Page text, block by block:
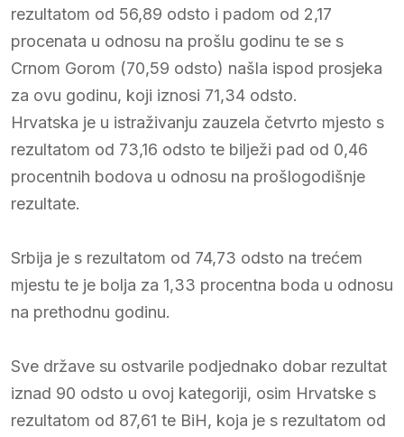
rezultatom od 56,89 odsto i padom od 2,17
procenata u odnosu na prošlu godinu te se s
Crnom Gorom (70,59 odsto) našla ispod prosjeka
za ovu godinu, koji iznosi 71,34 odsto.
Hrvatska je u istraživanju zauzela četvrto mjesto s
rezultatom od 73,16 odsto te bilježi pad od 0,46
procentnih bodova u odnosu na prošlogodišnje
rezultate.
Srbija je s rezultatom od 74,73 odsto na trećem
mjestu te je bolja za 1,33 procentna boda u odnosu
na prethodnu godinu.
Sve države su ostvarile podjednako dobar rezultat
iznad 90 odsto u ovoj kategoriji, osim Hrvatske s
rezultatom od 87,61 te BiH, koja je s rezultatom od